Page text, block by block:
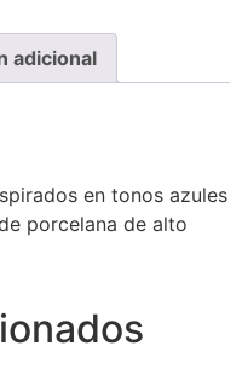
adicional
en tonos azules
porcelana de alto